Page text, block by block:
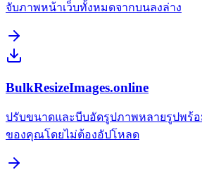
จับภาพหน้าเว็บทั้งหมดจากบนลงล่าง
BulkResizeImages.online
ปรับขนาดและบีบอัดรูปภาพหลายรูปพร้อ
ของคุณโดยไม่ต้องอัปโหลด